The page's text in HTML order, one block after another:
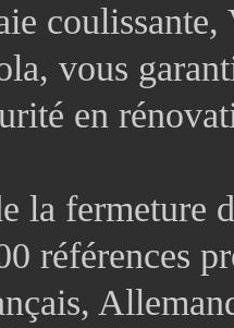
vous
en
la fermeture
références